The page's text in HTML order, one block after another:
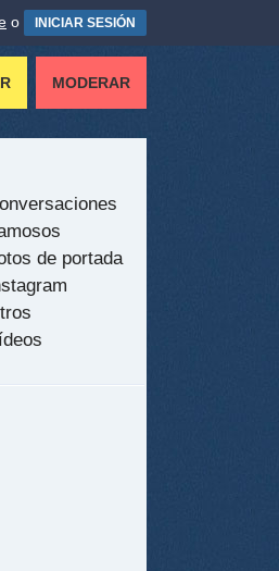
o INICIAR SESIÓN
MODERAR
de portada